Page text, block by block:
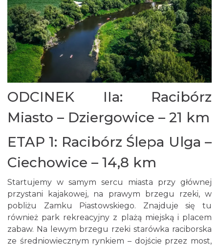
ODCINEK IIa: Racibórz
Miasto – Dziergowice – 21 km
ETAP 1: Racibórz Ślepa Ulga –
Ciechowice – 14,8 km
Startujemy w samym sercu miasta przy głównej
przystani kajakowej, na prawym brzegu rzeki, w
pobliżu Zamku Piastowskiego. Znajduje się tu
również park rekreacyjny z plażą miejską i placem
zabaw. Na lewym brzegu rzeki starówka raciborska
ze średniowiecznym rynkiem – dojście przez most,